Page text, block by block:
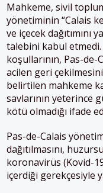
Mahkeme, sivil
yönetiminin “Calais
ve içecek dağıtımını
talebini kabul
koşullarının, Pas-
acilen geri
belirtilen mahkeme
savlarının yeterince
kötü olmadığı ifade
Pas-de-Calais
dağıtılmasını,
koronavirüs (Kovid-
içerdiği gerekçesiyle